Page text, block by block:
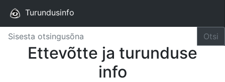
Turundusinfo
Otsi
Ettevõtte ja turunduse
info